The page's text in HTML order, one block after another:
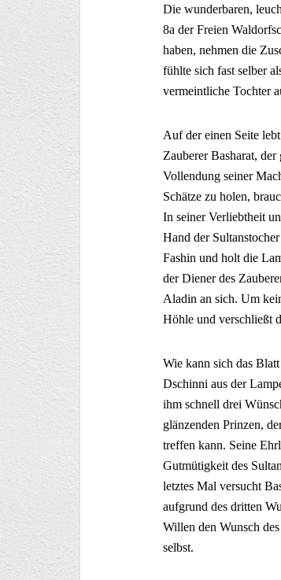
Die wunderbaren,
8a der Freien
haben, nehmen die
fühlte sich fast selber
vermeintliche Tochter
Auf der einen Seite
Zauberer Basharat,
Vollendung seiner
Schätze zu holen,
In seiner Verliebtheit
Hand der
Fashin und holt die
der Diener des
Aladin an sich. Um
Höhle und verschließt
Wie kann sich das
Dschinni aus der
ihm schnell drei
glänzenden Prinzen,
treffen kann. Seine
Gutmütigkeit des
letztes Mal versucht
aufgrund des dritten
Willen den Wunsch
selbst.